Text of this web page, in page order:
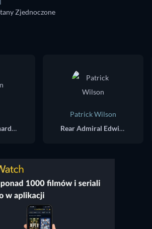
Zjednoczone
Lieutenant Richard 'Dick' Best
Patrick Wilson
Rear Admiral Edwin T. Layton